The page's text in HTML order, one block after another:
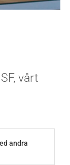
vårt
andra